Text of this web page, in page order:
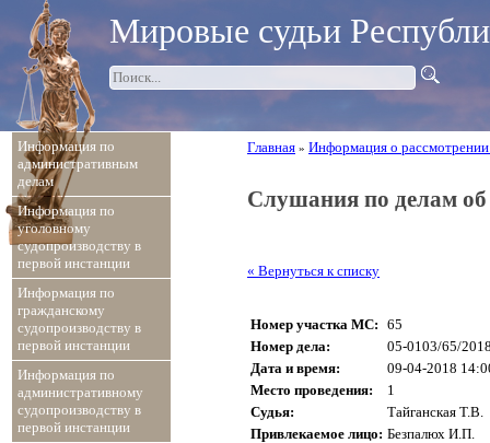
Информация по
административным
делам
Информация по
уголовному
судопроизводству в
первой инстанции
Информация по
гражданскому
судопроизводству в
первой инстанции
Информация по
административному
судопроизводству в
первой инстанции
Мировые судьи
Главная » Информация о рассмотрении
Слушания по делам
« Вернуться к списку
Номер участка МС: 65
Номер дела:
05-0103/65/
Дата и время:
09-04-2018
Место проведения:
1
Судья:
Тайганская Т.В.
Привлекаемое лицо: Безпалюх И.П.